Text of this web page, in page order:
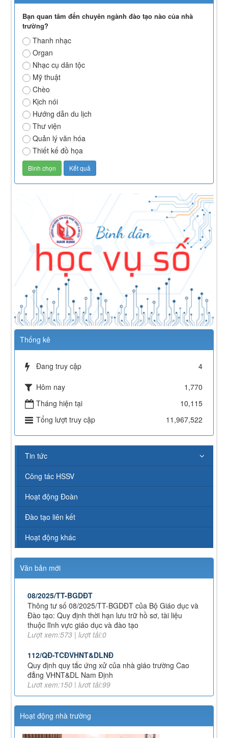
Bạn quan tâm đến chuyên ngành đào tạo nào của nhà
trường?
Thanh nhạc
Organ
Nhạc cụ dân tộc
Mỹ thuật
Chèo
Kịch nói
Hướng dẫn du lịch
Thư viện
Quản lý văn hóa
Thiết kế đồ họa
Thống kê
Đang truy cập 4
Hôm nay
1,770
Tháng hiện tại
10,115
Tổng lượt truy cập
11,967,522
Tin tức
Công tác HSSV
Hoạt động Đoàn
Đào tạo liên kết
Hoạt động khác
Văn bản mới
112/QĐ-TCĐVHNT&DLNĐ
Quy định quy tắc ứng xử của nhà giáo trường Cao
đẳng VHNT&DL Nam Định
43/KH-TCĐVHNT&DLNĐ
Kế hoạch chuyển đổi vị trí công tác năm 2026
Lượt xem:244 | lượt tải:145
238/2025/NĐ-CP
Quy định về chính sách học phí, miễn, giảm, hỗ trợ
học phí, hỗ trợ chi phí học tập và giá dịch vụ trong
lĩnh vực giáo dục, đào tạo
Lượt xem:347 | lượt tải:224
71-NQ/TW
Nghị quyết số 71-NQ/TWcủa Bộ Chính trị về đột phá
phát triển giáo dục và đào tạo
Lượt xem:514 | lượt tải:0
Thông tư số 08/2025/TT-BGDĐT của Bộ Giáo dục và
Đào tạo: Quy định thời hạn lưu trữ hồ sơ, tài liệu
thuộc lĩnh vực giáo dục và đào tạo
Lượt xem:573 | lượt tải:0
112/QĐ-TCĐVHNT&DLNĐ
Quy định quy tắc ứng xử của nhà giáo trường Cao
đẳng VHNT&DL Nam Định
Lượt xem:150 | lượt tải:99
43/KH-TCĐVHNT&DLNĐ
Kế hoạch chuyển đổi vị trí công tác năm 2026
Lượt xem:244 | lượt tải:145
238/2025/NĐ-CP
Quy định về chính sách học phí, miễn, giảm, hỗ trợ
Hoạt động nhà trường